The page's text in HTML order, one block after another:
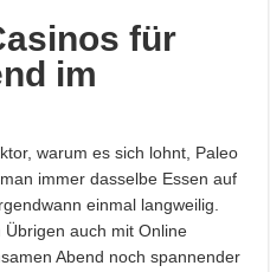
für
im
warum es sich lohnt, Paleo
immer dasselbe Essen auf
einmal langweilig.
auch mit Online
Abend noch spannender